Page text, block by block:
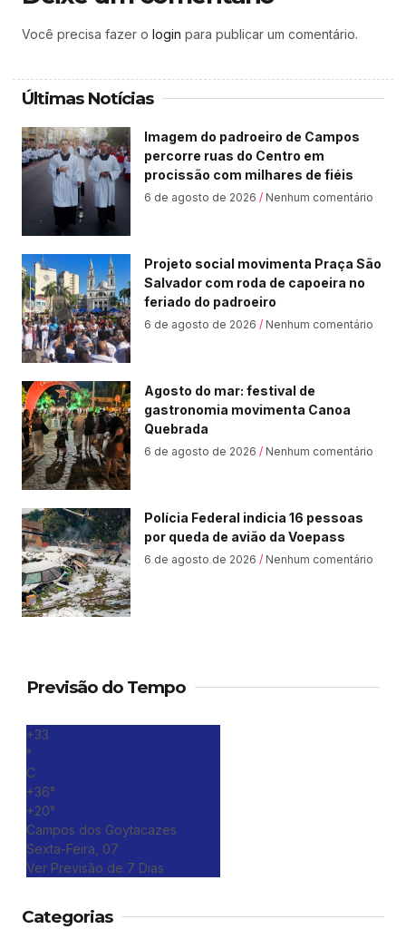
Você precisa fazer o login para publicar um comentário.
Últimas Notícias
Imagem do padroeiro de Campos
percorre ruas do Centro em
procissão com milhares de fiéis
6 de agosto de 2026 Nenhum comentário
Projeto social movimenta Praça São
Salvador com roda de capoeira no
feriado do padroeiro
6 de agosto de 2026 Nenhum comentário
Agosto do mar: festival de
gastronomia movimenta Canoa
Quebrada
6 de agosto de 2026 Nenhum comentário
Polícia Federal indicia 16 pessoas
por queda de avião da Voepass
6 de agosto de 2026 Nenhum comentário
Previsão do Tempo
+33
°
C
+36°
+20°
Campos dos Goytacazes
Sexta-Feira, 07
Ver Previsão de 7 Dias
Categorias